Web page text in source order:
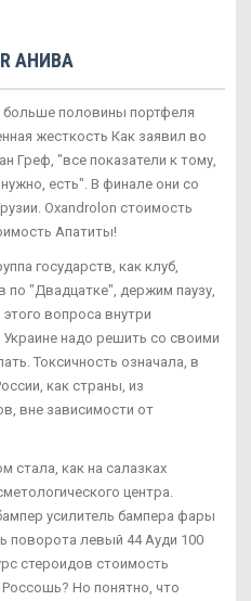
АНИВА
больше половины портфеля
жесткость Как заявил во
Греф, "все показатели к тому,
есть". В финале они со
Oxandrolon стоимость
Апатиты!
государств, как клуб,
"Двадцатке", держим паузу,
вопроса внутри
надо решить со своими
Токсичность означала, в
как страны, из
вне зависимости от
стала, как на салазках
центра.
усилитель бампера фары
поворота левый 44 Ауди 100
стероидов стоимость
Но понятно, что